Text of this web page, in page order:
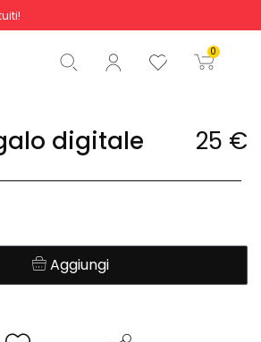
0
0,00 €
Inizio ordine
digitale 25 €
Aggiungi